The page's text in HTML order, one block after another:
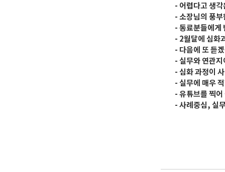
- 어렵다고 생
- 소장님의 풍
- 동료분들에게
- 2월달에 심화
- 다음에 또 듣
- 실무와 연관
- 심화 과정이
- 실무에 매우
- 유튜브를 찍
- 사례중심, 실